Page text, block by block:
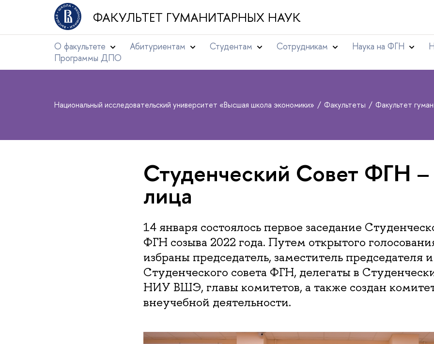
ФАКУЛЬТЕТ ГУМАНИТАРНЫХ НАУК
О факультете Абитуриентам Студентам Сотрудникам Наука на ФГН
Программы ДПО
Национальный исследовательский университет «Высшая школа экономики» Факультеты Факультет
Студенческий Совет ФГН
лица
14 января состоялось первое заседание
ФГН созыва 2022 года. Путем открытого
избраны председатель, заместитель председателя
Студенческого совета ФГН, делегаты в
НИУ ВШЭ, главы комитетов, а также создан
внеучебной деятельности.